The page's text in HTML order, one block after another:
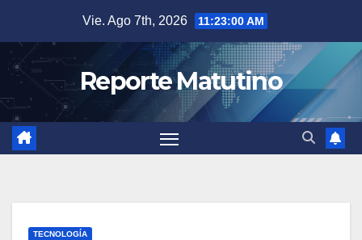
contenido
Vie. Ago 7th, 2026 11:23:02 AM
Reporte Matutino
TECNOLOGÍA